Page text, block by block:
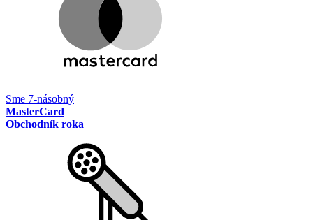
Sme 7-násobný
MasterCard
Obchodník roka